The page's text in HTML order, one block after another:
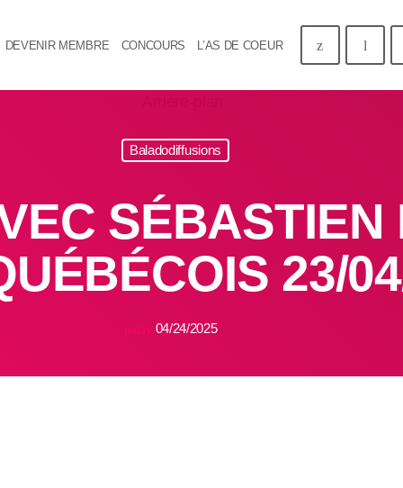
DEVENIR MEMBRE CONCOURS L’AS DE COEUR
Baladodiffusions
SÉBASTIEN
23/
today 04/24/2025